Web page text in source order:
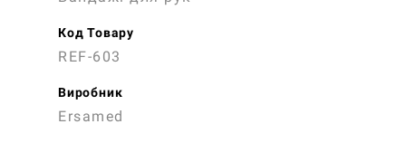
Код Товару
REF-603
Виробник
Ersamed